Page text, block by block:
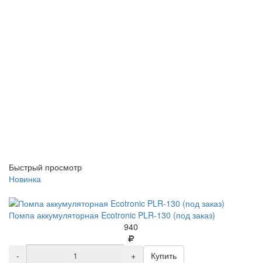
Быстрый просмотр
Новинка
Помпа аккумуляторная Ecotronic PLR-130 (под заказ)
940
- + Купить